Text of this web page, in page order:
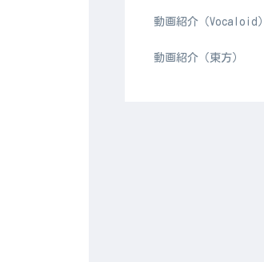
動画紹介（Vocaloid）
動画紹介（東方）